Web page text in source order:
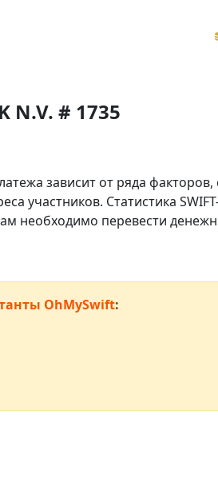
N.V. # 1735
зависит от ряда факторов,
участников. Статистика
необходимо перевести
OhMySwift: